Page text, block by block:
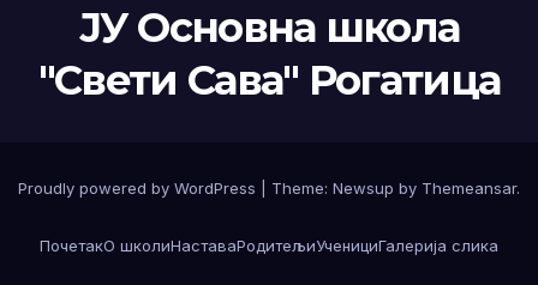
ЈУ Основна школа
"Свети Сава" Рогатица
Proudly powered by WordPress Theme: Newsup by Themeansar.
ПочетакО школиНаставаРодитељиУченициГалерија слика